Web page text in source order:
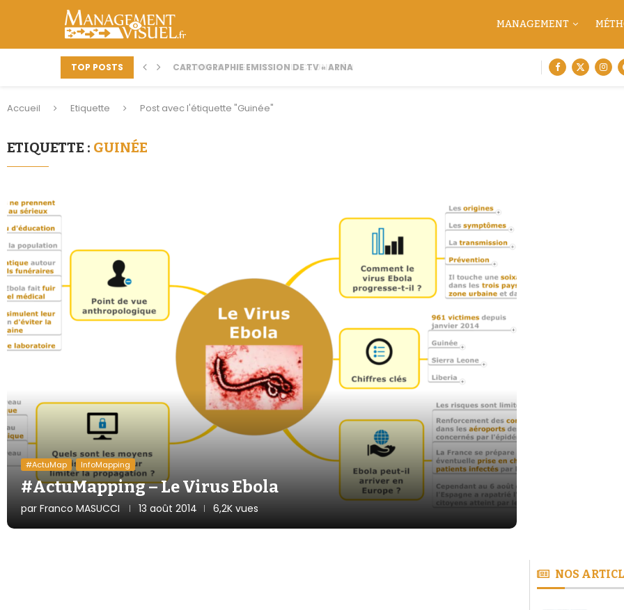
MANAGEMENT
TOP POSTS COMMENT METTRE EN PLACE UNE DÉMARCHE DE CARTOGRAPHIE...
CARTOGRAPHIE EMISSION DE TV « ARNAQUE MOI SI TU...
Accueil Etiquette Post avec l'étiquette "Guinée"
ETIQUETTE : GUINÉE
#ActuMap InfoMapping
#ActuMapping – Le Virus Ebola
par Franco MASUCCI 13 août 2014 6,2K vues
NOS